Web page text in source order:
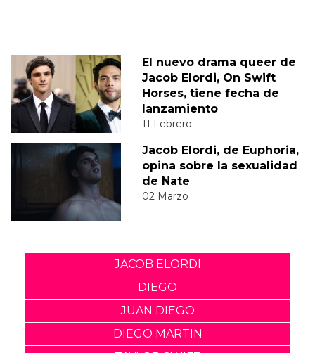
El nuevo drama queer de
Jacob Elordi, On Swift
Horses, tiene fecha de
lanzamiento
11 Febrero
Jacob Elordi, de Euphoria,
opina sobre la sexualidad
de Nate
02 Marzo
JACOB ELORDI
DIEGO
JUAN DIEGO
DIEGO MARTIN